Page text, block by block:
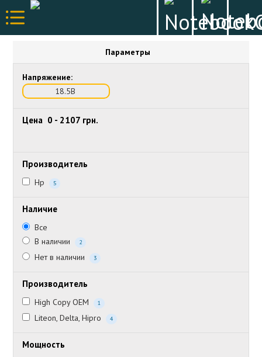
Параметры
Напряжение:
18.5В
Цена 0 - 2107 грн.
Производитель
Hp 5
Наличие
Все
В наличии
2
Нет в наличии 3
Производитель
High Copy OEM 1
Liteon, Delta, Hipro 4
Мощность